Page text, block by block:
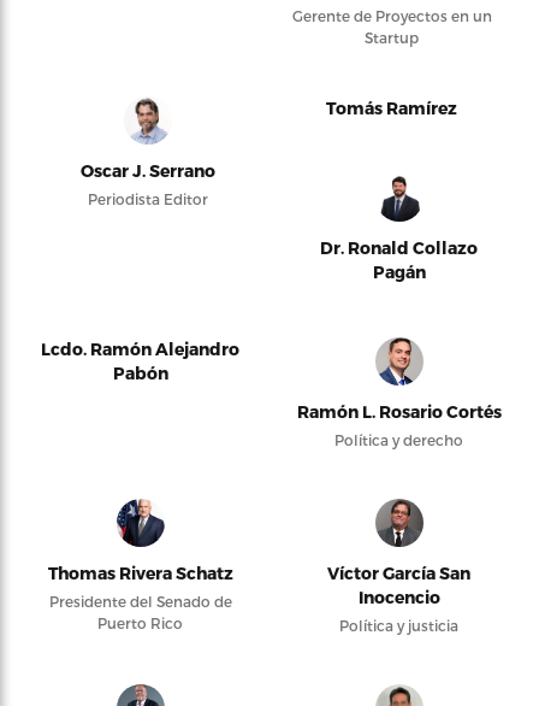
Gerente de Proyectos en un
Startup
Oscar J. Serrano
Periodista Editor
Tomás Ramírez
Dr. Ronald Collazo
Pagán
Lcdo. Ramón Alejandro
Pabón
Ramón L. Rosario Cortés
Política y derecho
Thomas Rivera Schatz
Presidente del Senado de
Puerto Rico
Víctor García San
Inocencio
Política y justicia